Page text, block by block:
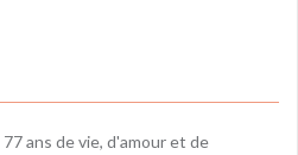
ans de vie, d'amour et de